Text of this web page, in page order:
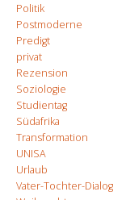
Politik
Postmoderne
Predigt
privat
Rezension
Soziologie
Studientag
Südafrika
Transformation
UNISA
Urlaub
Vater-Tochter-Dialog